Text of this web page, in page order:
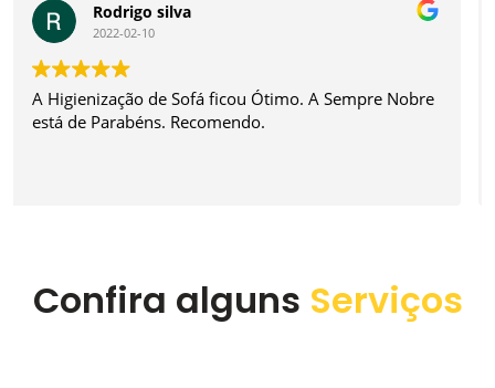
Nathan Custodio Ferreira
2022-01-04
A experiência foi sensacional. O atendimento é
excelente tanto para agendamento quanto na
Confira alguns Serviços